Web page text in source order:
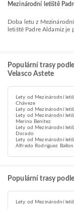
Mezinárodní letiště
Doba letu z Mezinárodní letiště Alejandro Velasco Astete do Mezinárodní
letiště Padre Aldamiz je
Populární trasy
Velasco Astete
Lety od Mezinárodní
Cháveze
Lety od Mezinárodní
Lety od Mezinárodní
Merino Benítez
Lety od Mezinárodní
Dorado
Lety od Mezinárodní
Alfredo Rodriguez Ballon
Populární trasy
Lety od Mezinárodní